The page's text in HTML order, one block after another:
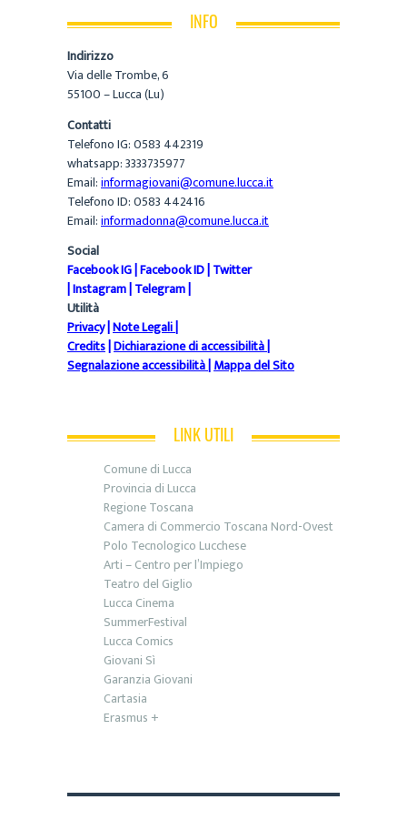
INFO
Indirizzo
Via delle Trombe, 6
55100 – Lucca (Lu)
Contatti
Telefono IG: 0583 442319
whatsapp: 3333735977
Email:informagiovani@comune.lucca.it
Telefono ID: 0583 442416
Email:informadonna@comune.lucca.it
Social
Facebook IG|Facebook ID|Twitter
|Instagram|Telegram|
Utilità
Privacy|Note Legali|
Credits|Dichiarazione di accessibilità|
Segnalazione accessibilità|Mappa del Sito
LINK UTILI
Comune di Lucca
Provincia di Lucca
Regione Toscana
Camera di Commercio Toscana Nord-Ovest
Polo Tecnologico Lucchese
Arti – Centro per l’Impiego
Teatro del Giglio
Lucca Cinema
SummerFestival
Lucca Comics
Giovani Sì
Garanzia Giovani
Cartasia
Erasmus +